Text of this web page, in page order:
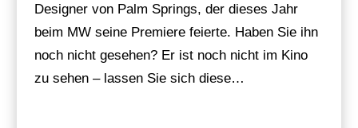
Designer von Palm Springs, der dieses Jahr
beim MW seine Premiere feierte. Haben Sie ihn
noch nicht gesehen? Er ist noch nicht im Kino
zu sehen – lassen Sie sich diese…